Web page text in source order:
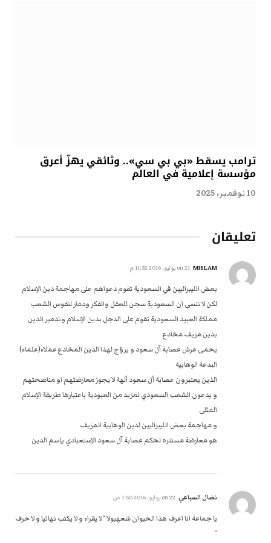
ترامب يسقط «بي بي سي».. وثائقي يهزّ أعرق
مؤسسة إعلامية في العالم
10 نوفمبر، 2025
تعليقان
MISLAM 21 يوليو، 2016 11:32 م
بعض الليبراليين في السعودية تقوم دعواهم على مهاجمة دين الإسلام
لكن لا ننسى ان السعودية سجن للعقل والفكر ودمار لنفوس الشعب
مملكة العبيد السعودية تقوم على الدجل بدين الإسلام وتدمير الدين
بدين مزيف مخادع
يحمى عرش عصابة آل سعود و يروّج لهذا الدين المخادع عملاء(علماء)
البدعة الوهابية
الذين يعتبرون عصابة آل سعود آلهة لا يجوز معارضتهم او مناصحتهم
و يدعون الشعب السعودي لمزيد من العبودية باعتبارها طريقة الإسلام
المثلى
و مهاجمة بعض الليبراليين لدين الوهابية المزيف
هو معارضة مستتره لحكم عصابة آل سعود الإستعبادي بإسم الدين
نضال السباعي 22 يوليو، 2016 1:50 ص
يا جماعة انا اعرف هذا الحيوان شعهبولا “لا يقراء و لا يكتب نهائيا و لا حرف
“